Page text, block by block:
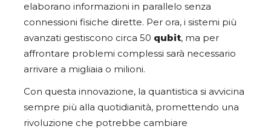
elaborano informazioni in parallelo senza
connessioni fisiche dirette. Per ora, i sistemi più
avanzati gestiscono circa 50 qubit, ma per
affrontare problemi complessi sarà necessario
arrivare a migliaia o milioni.
Con questa innovazione, la quantistica si avvicina
sempre più alla quotidianità, promettendo una
rivoluzione che potrebbe cambiare